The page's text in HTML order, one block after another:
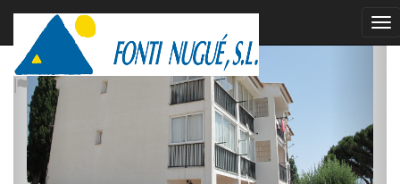
venut